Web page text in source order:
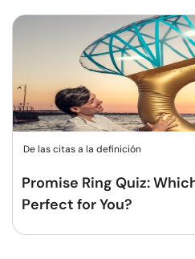
De las citas a la definición
Promise Ring Quiz:
Perfect for You?